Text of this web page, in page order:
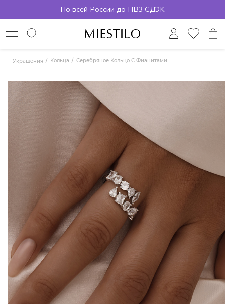
По всей России до ПВЗ СДЭК
Украшения Кольца Серебряное Кольцо С Фианитами